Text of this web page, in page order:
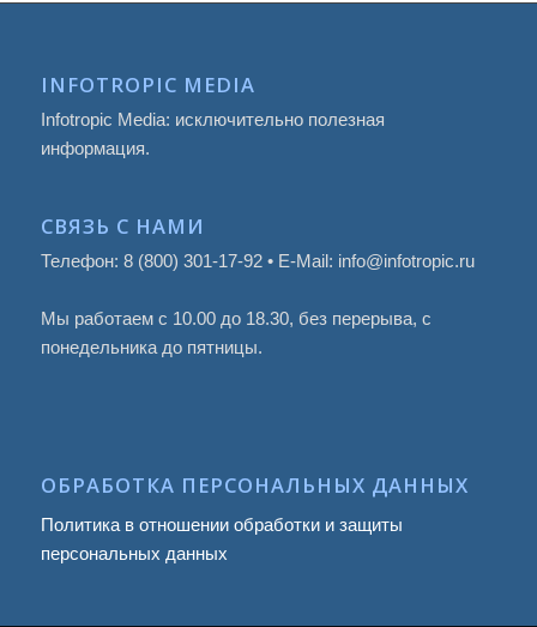
INFOTROPIC MEDIA
Infotropic Media: исключительно полезная
информация.
СВЯЗЬ С НАМИ
Телефон: 8 (800) 301-17-92 • E-Mail: info@infotropic.ru
Мы работаем с 10.00 до 18.30, без перерыва, с
понедельника до пятницы.
ОБРАБОТКА ПЕРСОНАЛЬНЫХ ДАННЫХ
Политика в отношении обработки и защиты
персональных данных